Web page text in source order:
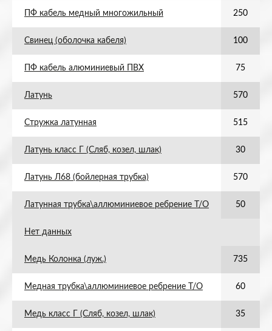
ПФ кабель медный многожильный 250
Свинец (оболочка кабеля) 100
ПФ кабель алюминиевый ПВХ 75
Латунь 570
Стружка латунная 515
Латунь класс Г (Сляб, козел, шлак) 30
Латунь Л68 (бойлерная трубка) 570
Латунная трубка\аллюминиевое ребрение Т/О 50
Нет данных
Медь Колонка (луж.) 735
Медная трубка\аллюминиевое ребрение Т/О 60
Медь класс Г (Сляб, козел, шлак) 35